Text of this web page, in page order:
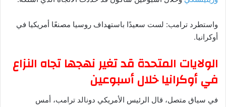
واستطرد ترامب: لست سعيدًا باستهداف روسيا مصنعًا أمريكيا في
أوكرانيا.
الولايات المتحدة قد تغير نهجها تجاه النزاع
في أوكرانيا خلال أسبوعين
في سياق متصل، قال الرئيس الأمريكي دونالد ترامب، أمس